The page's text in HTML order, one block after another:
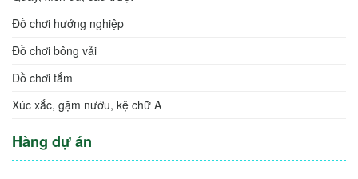
Đồ chơi hướng nghiệp
Đồ chơi bông vải
Đồ chơi tắm
Xúc xắc, gặm nướu, kệ chữ A
Hàng dự án